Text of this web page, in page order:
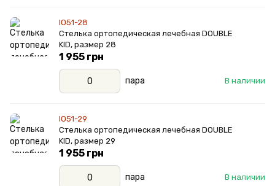
IO51-28
Стелька ортопедическая лечебная DOUBLE
KID, размер 28
В наличии
1 955 грн
пара
IO51-29
Стелька ортопедическая лечебная DOUBLE
KID, размер 29
В наличии
1 955 грн
пара